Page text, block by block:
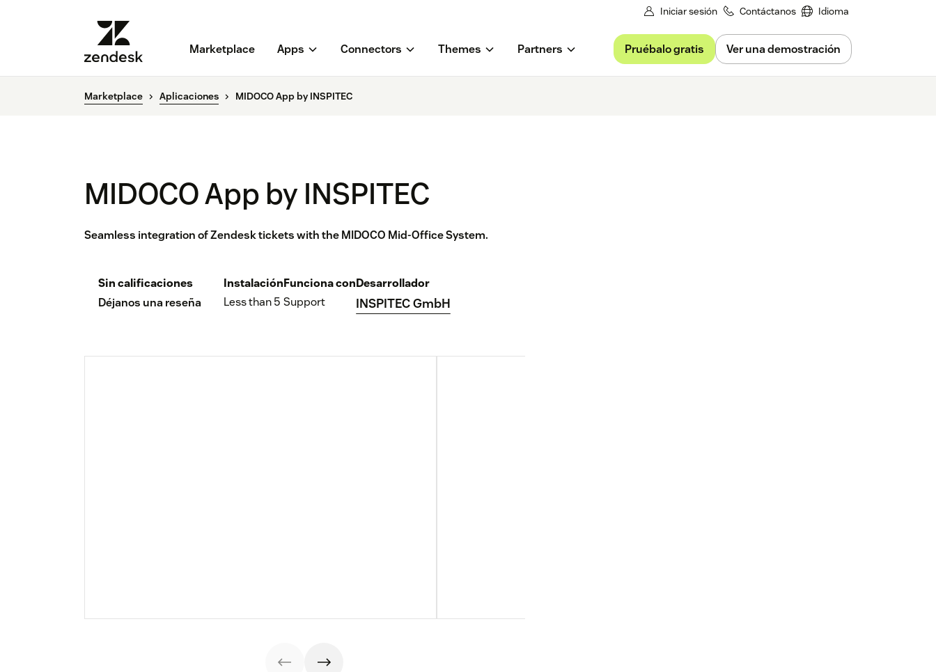
Iniciar sesión Contáctanos Idioma
Marketplace Apps Connectors Themes Partners Pruébalo gratis Ver una demostración
Marketplace Aplicaciones MIDOCO App by INSPITEC
MIDOCO App by INSPITEC
Seamless integration of Zendesk tickets with the MIDOCO Mid-Office System.
Sin calificaciones
Déjanos una reseña
Instalación
Less than 5
Funciona con
Support
Desarrollador
INSPITEC GmbH